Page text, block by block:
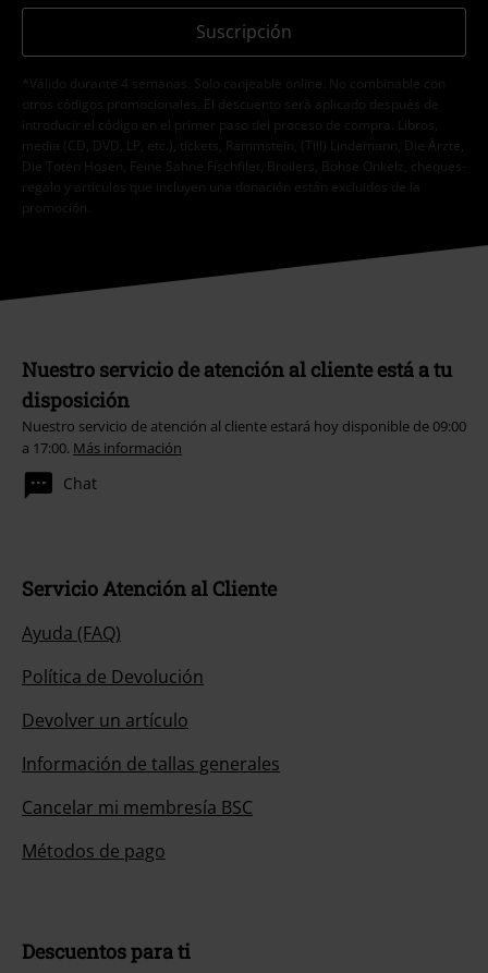
Suscripción
*Válido durante 4 semanas. Solo canjeable online. No combinable con
otros códigos promocionales. El descuento será aplicado después de
introducir el código en el primer paso del proceso de compra. Libros,
media (CD, DVD, LP, etc.), tickets, Rammstein, (Till) Lindemann, Die Ärzte,
Die Toten Hosen, Feine Sahne Fischfilet, Broilers, Böhse Onkelz, cheques-
regalo y artículos que incluyen una donación están excluidos de la
promoción.
Nuestro servicio de atención al cliente está a tu
disposición
Nuestro servicio de atención al cliente estará hoy disponible de 09:00
a 17:00. Más información
Chat
Servicio Atención al Cliente
Ayuda (FAQ)
Política de Devolución
Devolver un artículo
Información de tallas generales
Cancelar mi membresía BSC
Métodos de pago
Descuentos para ti